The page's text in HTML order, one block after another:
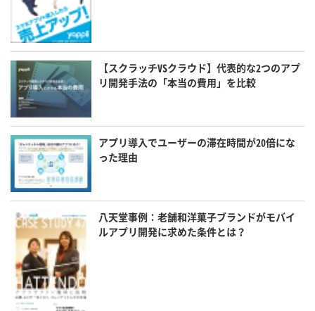
【スクラッチVSクラウド】代表的な2つのアプ
リ開発手法の「本当の費用」を比較
アプリ導入でユーザーの滞在時間が20倍にな
った理由
八天堂事例：老舗和洋菓子ブランドがモバイ
ルアプリ開発に求めた条件とは？